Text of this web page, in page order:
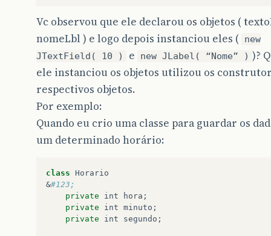
Vc observou que ele declarou os objetos (
nomeLbl ) e logo depois instanciou eles (
new
JTextField( 10 )
e new JLabel( “Nome” ) )?
ele instanciou os objetos utilizou os
respectivos objetos.
Por exemplo:
Quando eu crio uma classe para guardar os
um determinado horário:
class Horario
&#123;
private
int hora ;
private
int minuto ;
private
int segundo ;